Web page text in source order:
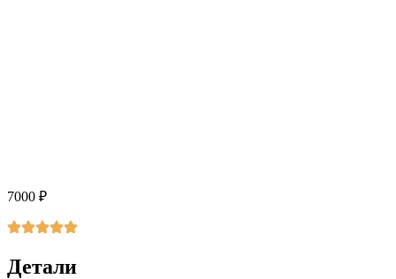
7000 ₽
Детали